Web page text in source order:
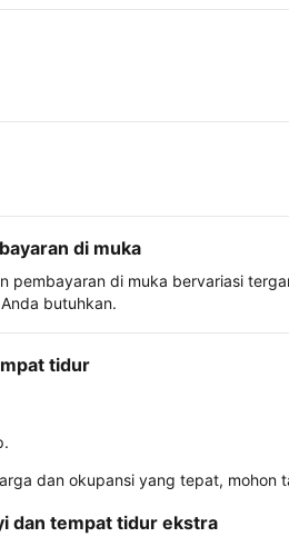
di muka
pembayaran di muka bervariasi
butuhkan.
tidur
dan okupansi yang tepat,
dan tempat tidur ekstra